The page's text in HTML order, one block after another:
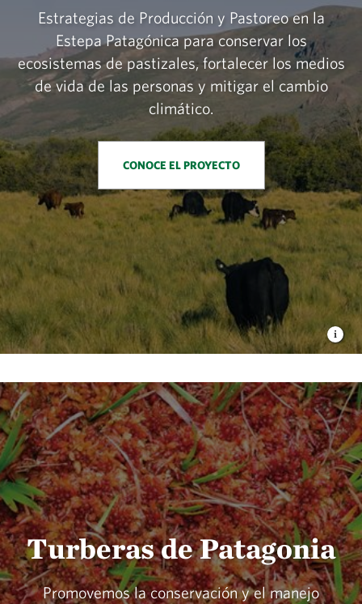
Estrategias de Producción y Pastoreo en la
Estepa Patagónica para conservar los
ecosistemas de pastizales, fortalecer los medios
de vida de las personas y mitigar el cambio
climático.
CONOCE EL PROYECTO
Turberas de Patagonia
Promovemos la conservación y el manejo